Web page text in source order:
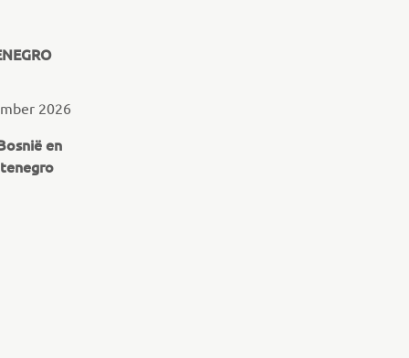
2026
en